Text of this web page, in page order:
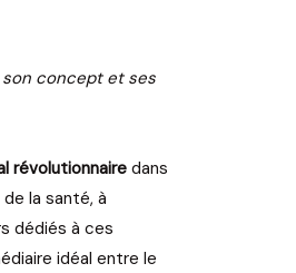
son concept et ses
révolutionnairedans
la santé, à
dédiés à ces
idéal entre le